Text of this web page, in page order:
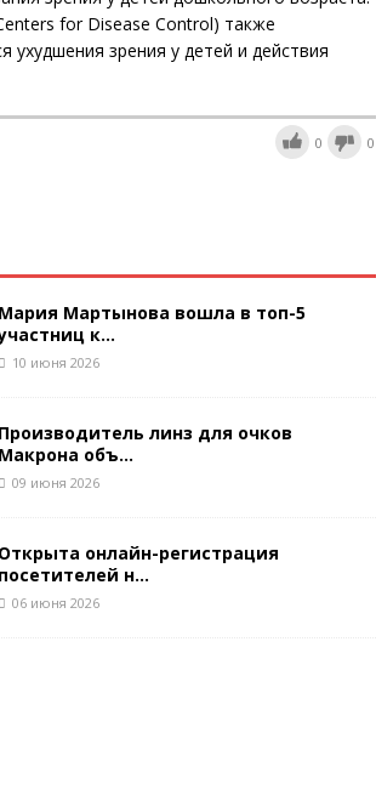
for Disease Control) также
ухудшения зрения у детей и действия
0 0
Мария Мартынова вошла в топ-5
к...
10 июня 2026
Производитель линз для очков
Макрона объ...
09 июня 2026
Открыта онлайн-регистрация
посетителей н...
06 июня 2026